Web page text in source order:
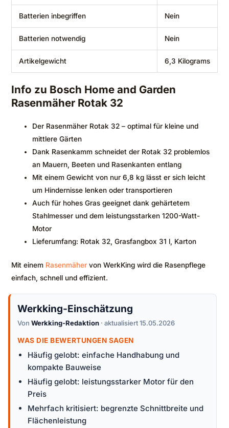
Batterien inbegriffen ‎Nein
Batterien notwendig ‎Nein
Artikelgewicht ‎6,3 Kilograms
Info zu Bosch Home and Garden
Rasenmäher Rotak 32
Der Rasenmäher Rotak 32 – optimal für kleine und
mittlere Gärten
Dank Rasenkamm schneidet der Rotak 32 problemlos
an Mauern, Beeten und Rasenkanten entlang
Mit einem Gewicht von nur 6,8 kg lässt er sich leicht
um Hindernisse lenken oder transportieren
Auch für hohes Gras geeignet dank gehärtetem
Stahlmesser und dem leistungsstarken 1200-Watt-
Motor
Lieferumfang: Rotak 32, Grasfangbox 31 l, Karton
Mit einem Rasenmäher von WerkKing wird die Rasenpflege
einfach, schnell und effizient.
Werkking-Einschätzung
Von Werkking-Redaktion · aktualisiert 15.05.2026
WAS DIE BEWERTUNGEN SAGEN
Häufig gelobt: einfache Handhabung und
kompakte Bauweise
Häufig gelobt: leistungsstarker Motor für den
Preis
Mehrfach kritisiert: begrenzte Schnittbreite und
Flächenleistung